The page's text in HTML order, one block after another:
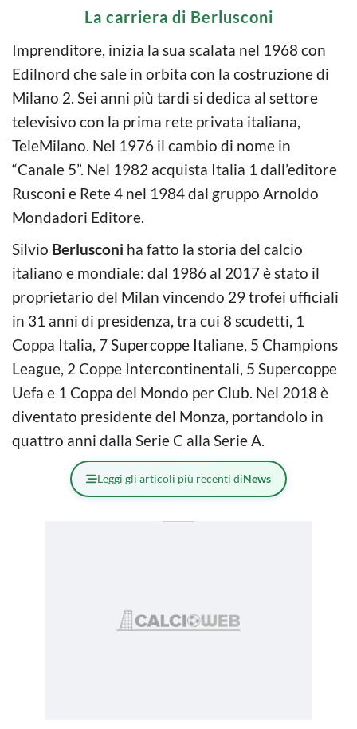
La carriera di Berlusconi
Imprenditore, inizia la sua scalata nel 1968 con
Edilnord che sale in orbita con la costruzione di
Milano 2. Sei anni più tardi si dedica al settore
televisivo con la prima rete privata italiana,
TeleMilano. Nel 1976 il cambio di nome in
“Canale 5”. Nel 1982 acquista Italia 1 dall’editore
Rusconi e Rete 4 nel 1984 dal gruppo Arnoldo
Mondadori Editore.
Silvio Berlusconi ha fatto la storia del calcio
italiano e mondiale: dal 1986 al 2017 è stato il
proprietario del Milan vincendo 29 trofei ufficiali
in 31 anni di presidenza, tra cui 8 scudetti, 1
Coppa Italia, 7 Supercoppe Italiane, 5 Champions
League, 2 Coppe Intercontinentali, 5 Supercoppe
Uefa e 1 Coppa del Mondo per Club. Nel 2018 è
diventato presidente del Monza, portandolo in
quattro anni dalla Serie C alla Serie A.
Leggi gli articoli più recenti diNews